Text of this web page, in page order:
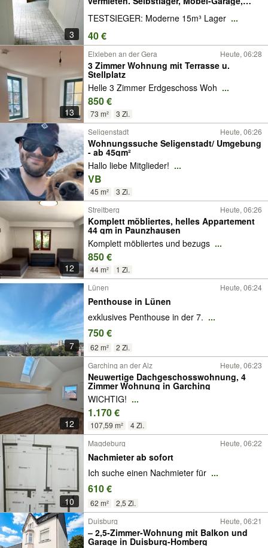
3
Storepark, Stellplatz-Möbel-Küche,
Seecontainer, Lagercontainer, Storebox,
Materiallager, Haus, Wohnung selber
einlagern.
TESTSIEGER: Moderne 15m³ Lager ...
40 €
13
Elxleben an der Gera Heute, 06:28
3 Zimmer Wohnung mit Terrasse u.
Stellplatz
Helle 3 Zimmer Erdgeschoss Woh ...
850 €
73 m²
3 Zi.
Seligenstadt
Heute, 06:26
Wohnungssuche Seligenstadt/ Umgebung
- ab 45qm²
Hallo liebe Mitglieder! ...
VB
45 m² 3 Zi.
12
Streitberg Heute, 06:26
Komplett möbliertes, helles Appartement
44 qm in Paunzhausen
Komplett möbliertes und bezugs ...
850 €
44 m² 1 Zi.
7
Lünen Heute, 06:24
Penthouse in Lünen
exklusives Penthouse in der 7. ...
750 €
62 m² 2 Zi.
12
Garching an der Alz Heute, 06:23
Neuwertige Dachgeschosswohnung, 4
Zimmer Wohnung in Garching
WICHTIG! ...
1.170 €
107,59 m² 4 Zi.
10
Magdeburg Heute, 06:22
Nachmieter ab sofort
Ich suche einen Nachmieter für ...
610 €
62 m² 2,5 Zi.
Duisburg Heute, 06:21
– 2,5-Zimmer-Wohnung mit Balkon und
Garage in Duisburg-Homberg